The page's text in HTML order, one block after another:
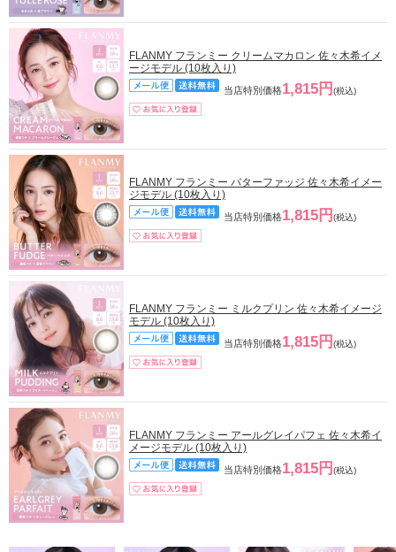
FLANMY フランミー クリームマカロン 佐々木希イメ
ージモデル (10枚入り)
当店特別価格1,815円 (税込)
FLANMY フランミー バターファッジ 佐々木希イメー
ジモデル (10枚入り)
当店特別価格1,815円 (税込)
FLANMY フランミー ミルクプリン 佐々木希イメージ
モデル (10枚入り)
当店特別価格1,815円 (税込)
FLANMY フランミー アールグレイパフェ 佐々木希イ
メージモデル (10枚入り)
当店特別価格1,815円 (税込)